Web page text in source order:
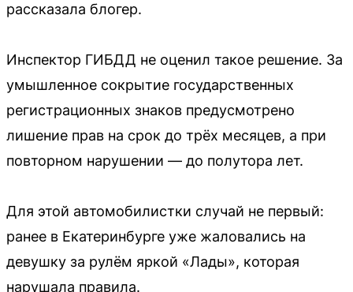
рассказала блогер.
Инспектор ГИБДД не оценил такое решение. За
умышленное сокрытие государственных
регистрационных знаков предусмотрено
лишение прав на срок до трёх месяцев, а при
повторном нарушении — до полутора лет.
Для этой автомобилистки случай не первый:
ранее в Екатеринбурге уже жаловались на
девушку за рулём яркой «Лады», которая
нарушала правила.